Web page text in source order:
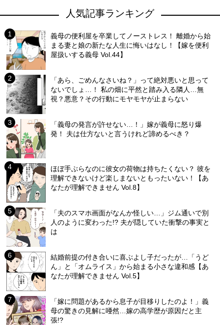
人気記事ランキング
義母の便利屋を卒業してノーストレス！ 離婚から始
まる妻と娘の新たな人生に悔いはなし！【嫁を便利
屋扱いする義母 Vol.44】
「あら、ごめんなさいね？」って絶対悪いと思って
ないでしょ…！ 私の畑に平然と踏み入る隣人…無
視？悪意？その行動にモヤモヤが止まらない
「義母の発言が許せない…！」嫁が義母に怒り爆
発！ 夫は仕方ないと言うけれど諦めるべき？
ほぼ手ぶらなのに彼女の荷物は持ちたくない？ 彼を
理解できないけど楽しまないともったいない！【あ
なたが理解できません Vol.8】
「夫のスマホ画面がなんか怪しい…」ジム通いで別
人のように変わった!? 夫が隠していた衝撃の事実と
は
結婚前提の付き合いに喜ぶよし子だったが…「うど
ん」と「オムライス」から始まる小さな違和感【あ
なたが理解できません Vol.5】
「嫁に問題があるから息子が目移りしたのよ！」義
母の驚きの見解に唖然…嫁の高学歴が原因だと主
張!?